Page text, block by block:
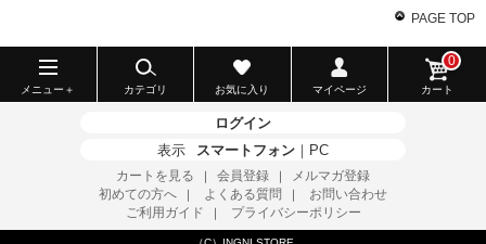
PAGE TOP
メニュー＋ カテゴリ お気に入り マイページ カート
0
ログイン
表示
スマートフォン ｜ PC
カートを見る ｜ 会員登録 ｜
メルマガ登録
初めての方へ
｜ よくある質問 ｜
お問い合わせ
ご利用ガイド
プライバシーポリシー